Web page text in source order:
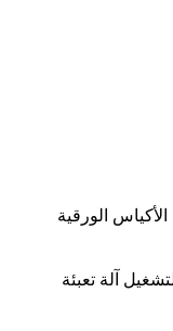
الورقية
آلة تعبئة